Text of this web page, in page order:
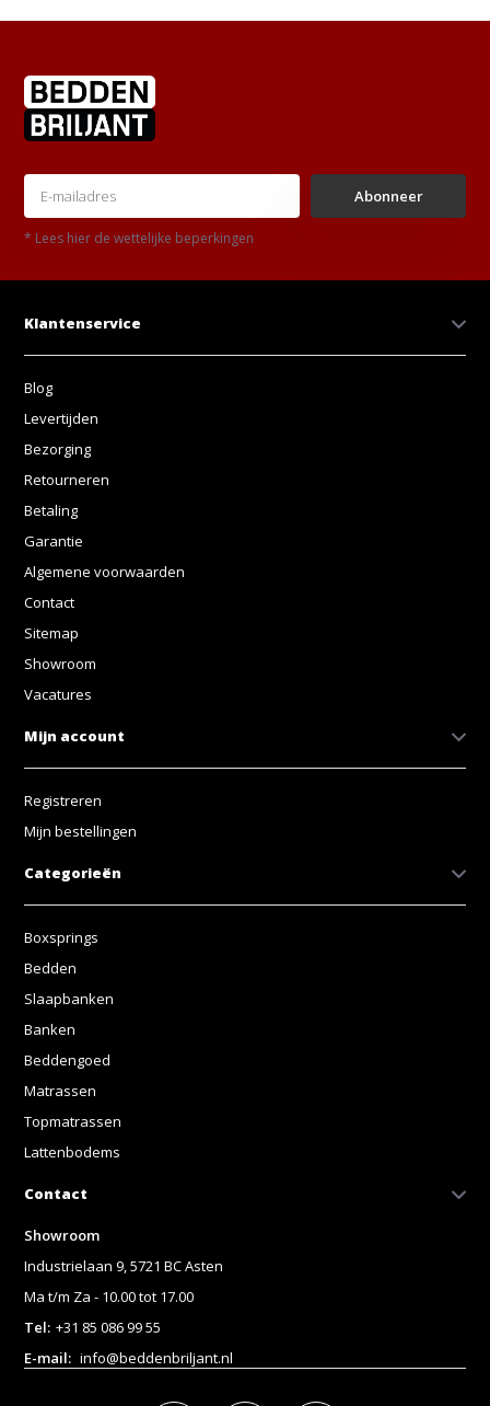
Abonneer
* Lees hier de wettelijke beperkingen
Klantenservice
Blog
Levertijden
Bezorging
Retourneren
Betaling
Garantie
Algemene voorwaarden
Contact
Sitemap
Showroom
Vacatures
Mijn account
Registreren
Mijn bestellingen
Categorieën
Boxsprings
Bedden
Slaapbanken
Banken
Beddengoed
Matrassen
Topmatrassen
Lattenbodems
Contact
Showroom
Industrielaan 9, 5721 BC Asten
Ma t/m Za - 10.00 tot 17.00
Tel: +31 85 086 99 55
E-mail: info@beddenbriljant.nl